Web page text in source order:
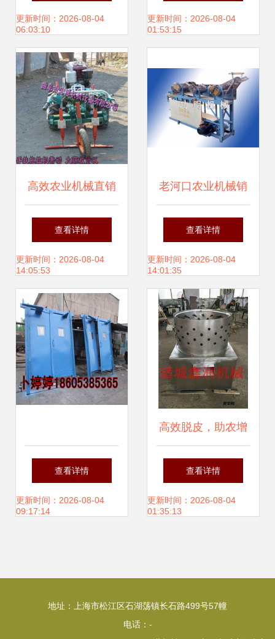
司名称]农业机械销
售有限公司简介
更新时间：2026-08-04
06:03:10
颗粒机械与农业机
更新时间：2026-08-04
01:53:15
高效农业机械直销
大蒜、大葱、大姜
收获机选购指南与
价格解析
查看详情
更新时间：2026-08-04
14:05:53
老河口农业机械销
售公司的面条饺子
皮一体机供应情况
分析
查看详情
更新时间：2026-08-04
14:01:35
查看详情
更新时间：2026-08-04
09:17:14
高效脱皮，助农增
收 鸭掌脱皮机销售
火热进行中
查看详情
更新时间：2026-08-04
01:35:13
地址：上海市松江区石湖荡镇长石路499号57幢
电话：-